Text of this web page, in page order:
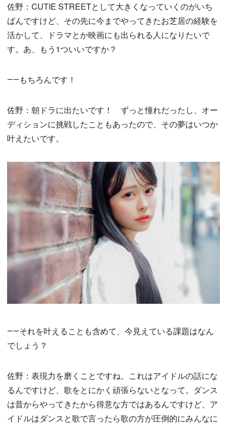
佐野：CUTIE STREETとして大きくなっていくのがいち
ばんですけど、その先に今までやってきたお芝居の経験を
活かして、ドラマとか映画にも出られる人になりたいで
す。あ、もう1ついいですか？
――もちろんです！
佐野：朝ドラに出たいです！ ずっと憧れだったし、オー
ディションに挑戦したこともあったので、その夢はいつか
叶えたいです。
――それを叶えることも含めて、今見えている課題はなん
でしょう？
佐野：表現力を磨くことですね。これはアイドルの話にな
るんですけど、歌をとにかく頑張らないとなって。ダンス
は昔からやってきたから得意な方ではあるんですけど、ア
イドルはダンスと歌で言ったら歌の方が圧倒的にみんなに